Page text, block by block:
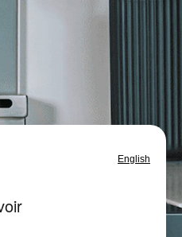
English